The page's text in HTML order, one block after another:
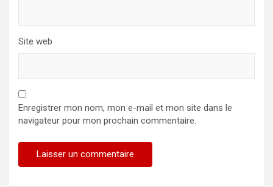
Site web
Enregistrer mon nom, mon e-mail et mon site dans le
navigateur pour mon prochain commentaire.